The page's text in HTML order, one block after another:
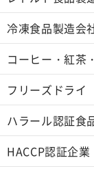
冷凍食品製造会
コーヒー・紅茶
フリーズドライ
ハラール認証食
HACCP認証企業